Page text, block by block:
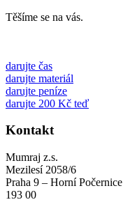
Těšíme se na vás.
darujte čas
darujte materiál
darujte peníze
darujte 200 Kč teď
Kontakt
Mumraj z.s.
Mezilesí 2058/6
Praha 9 – Horní Počernice
193 00